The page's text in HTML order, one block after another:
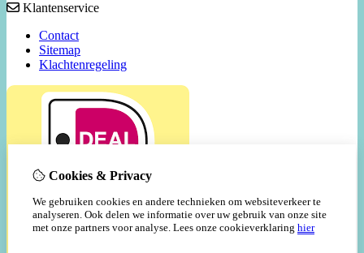
Klantenservice
Contact
Sitemap
Klachtenregeling
Cookies & Privacy
We gebruiken cookies en andere technieken om websiteverkeer te
analyseren. Ook delen we informatie over uw gebruik van onze site
met onze partners voor analyse. Lees onze cookieverklaring hier